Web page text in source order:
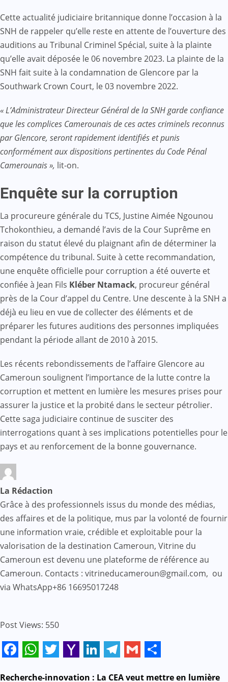
Cette actualité judiciaire britannique donne l’occasion à la
SNH de rappeler qu’elle reste en attente de l’ouverture des
auditions au Tribunal Criminel Spécial, suite à la plainte
qu’elle avait déposée le 06 novembre 2023. La plainte de la
SNH fait suite à la condamnation de Glencore par la
Southwark Crown Court, le 03 novembre 2022.
« L’Administrateur Directeur Général de la SNH garde confiance
que les complices Camerounais de ces actes criminels reconnus
par Glencore, seront rapidement identifiés et punis
conformément aux dispositions pertinentes du Code Pénal
Camerounais », lit-on.
Enquête sur la corruption
La procureure générale du TCS, Justine Aimée Ngounou
Tchokonthieu, a demandé l’avis de la Cour Suprême en
raison du statut élevé du plaignant afin de déterminer la
compétence du tribunal. Suite à cette recommandation,
une enquête officielle pour corruption a été ouverte et
confiée à Jean Fils Kléber Ntamack, procureur général
près de la Cour d’appel du Centre. Une descente à la SNH a
déjà eu lieu en vue de collecter des éléments et de
préparer les futures auditions des personnes impliquées
pendant la période allant de 2010 à 2015.
Les récents rebondissements de l’affaire Glencore au
Cameroun soulignent l’importance de la lutte contre la
corruption et mettent en lumière les mesures prises pour
assurer la justice et la probité dans le secteur pétrolier.
Cette saga judiciaire continue de susciter des
interrogations quant à ses implications potentielles pour le
pays et au renforcement de la bonne gouvernance.
La Rédaction
Grâce à des professionnels issus du monde des médias,
des affaires et de la politique, mus par la volonté de fournir
une information vraie, crédible et exploitable pour la
valorisation de la destination Cameroun, Vitrine du
Cameroun est devenu une plateforme de référence au
Cameroun. Contacts : vitrineducameroun@gmail.com, ou
via WhatsApp+86 16695017248
Post Views: 550
Recherche-innovation : La CEA veut mettre en lumière